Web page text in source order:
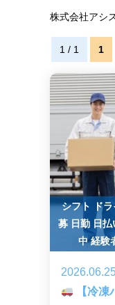
株式会社アシ
1 / 1 1
シフト ド
募 日勤 日払
中経験
【冷凍